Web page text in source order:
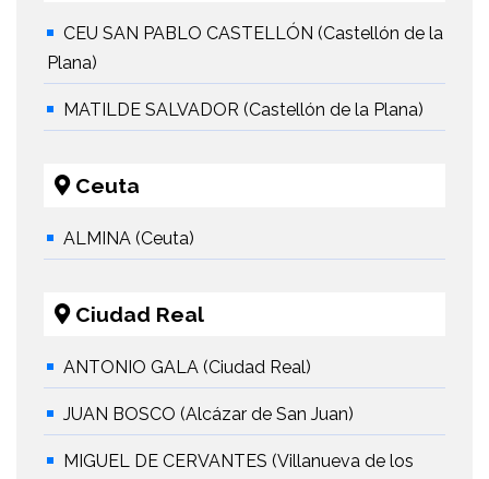
CEU SAN PABLO CASTELLÓN (Castellón de la
Plana)
MATILDE SALVADOR (Castellón de la Plana)
Ceuta
ALMINA (Ceuta)
Ciudad Real
ANTONIO GALA (Ciudad Real)
JUAN BOSCO (Alcázar de San Juan)
MIGUEL DE CERVANTES (Villanueva de los